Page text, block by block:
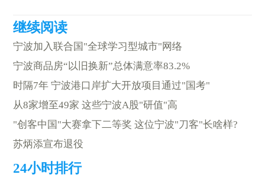
宁波加入联合国"全球学习型城市"网络
宁波商品房“以旧换新”总体满意率83.2%
时隔7年 宁波港口岸扩大开放项目通过"国考"
从8家增至49家 这些宁波A股"研值"高
"创客中国"大赛拿下二等奖 这位宁波"刀客"长啥样?
苏炳添宣布退役